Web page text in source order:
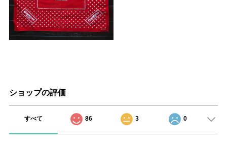
ショップの評価
すべて 86 3 0